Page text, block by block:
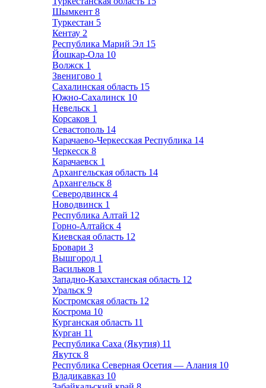
Шымкент 8
Туркестан 5
Кентау 2
Республика Марий Эл 15
Йошкар-Ола 10
Волжск 1
Звенигово 1
Сахалинская область 15
Южно-Сахалинск 10
Невельск 1
Корсаков 1
Севастополь 14
Карачаево-Черкесская Республика 14
Черкесск 8
Карачаевск 1
Архангельская область 14
Архангельск 8
Северодвинск 4
Новодвинск 1
Республика Алтай 12
Горно-Алтайск 4
Киевская область 12
Бровари 3
Вышгород 1
Васильков 1
Западно-Казахстанская область 12
Уральск 9
Костромская область 12
Кострома 10
Курганская область 11
Курган 11
Республика Саха (Якутия) 11
Якутск 8
Республика Северная Осетия — Алания 10
Владикавказ 10